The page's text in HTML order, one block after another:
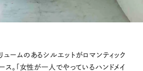
ュームのあるシルエットがロマンティック
ス。「女性が一人でやっているハンドメイ